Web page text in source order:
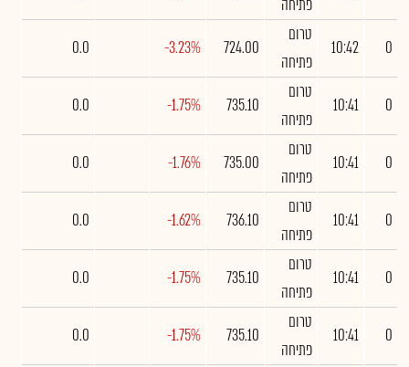
פתיחה
0
10:42
טרום
פתיחה
724.00
-3.23%
0.0
0
10:41
טרום
פתיחה
735.10
-1.75%
0.0
0
10:41
טרום
פתיחה
735.00
-1.76%
0.0
0
10:41
טרום
פתיחה
736.10
-1.62%
0.0
0
10:41
טרום
פתיחה
735.10
-1.75%
0.0
0
10:41
טרום
פתיחה
735.10
-1.75%
0.0